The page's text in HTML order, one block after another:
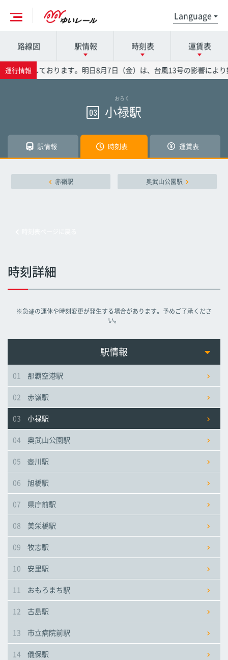
各駅の詳細は駅名を押してください
那覇空港駅
赤嶺駅
県庁前駅
美栄橋駅
牧志駅
おもろまち駅
市立病院前駅
浦添前田駅
時刻表の詳細は駅名を押してください
那覇空港駅
赤嶺駅
県庁前駅
美栄橋駅
牧志駅
おもろまち駅
市立病院前駅
浦添前田駅
運賃表の詳細は駅名を押してください
那覇空港駅
赤嶺駅
県庁前駅
美栄橋駅
牧志駅
おもろまち駅
市立病院前駅
浦添前田駅
路線図 駅情報 時刻表 運賃表
運行情報
り運行しております。明日8月7日（金）は、台風13号の影響により
おろく
03 小禄駅
駅情報 時刻表 運賃表
赤嶺駅 奥武山公園駅
時刻詳細
※急遽の運休や時刻変更が発生する場合があります。予めご了承くださ
い。
駅情報
01 那覇空港駅
02 赤嶺駅
03 小禄駅
04 奥武山公園駅
05 壺川駅
06 旭橋駅
07 県庁前駅
08 美栄橋駅
09 牧志駅
10 安里駅
11 おもろまち駅
12 古島駅
13 市立病院前駅
14 儀保駅